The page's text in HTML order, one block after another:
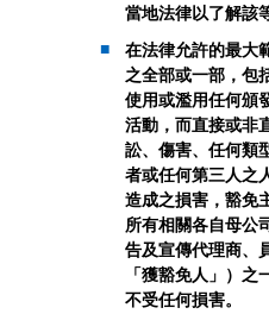
當地法律以了解該
在法律允許的最大
之全部或一部，包
使用或濫用任何頒
活動，而直接或非
訟、傷害、任何類
者或任何第三人之
造成之損害，豁免
所有相關各自母公
告及宣傳代理商、
「獲豁免人」）
不受任何損害。